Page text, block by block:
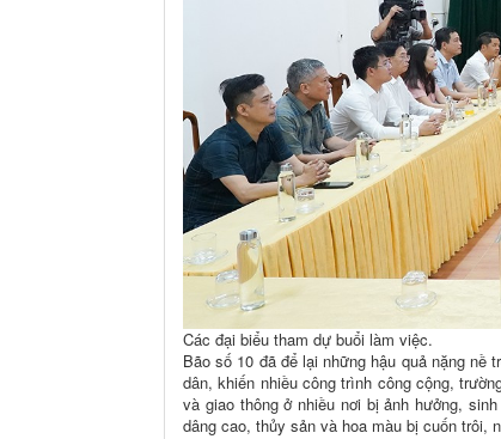
Các đại biểu tham dự buổi làm việc.
Bão số 10 đã để lại những hậu quả nặng
dân, khiến nhiều công trình công cộng,
và giao thông ở nhiều nơi bị ảnh hưởng,
dâng cao, thủy sản và hoa màu bị cuốn trôi,